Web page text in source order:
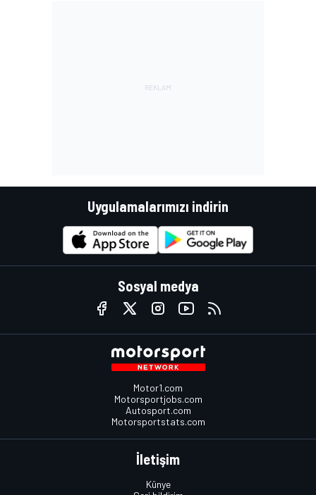
Uygulamalarımızı indirin
Sosyal medya
Motor1.com
Motorsportjobs.com
Autosport.com
Motorsportstats.com
İletişim
Künye